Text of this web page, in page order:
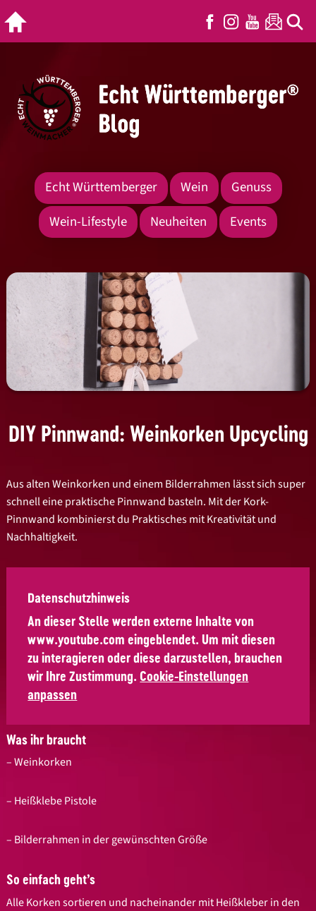
Echt Württemberger Wein
Genuss
Wein-Lifestyle
Neuheiten Events
DIY Pinnwand: Weinkorken Upcycling
Aus alten Weinkorken und einem Bilderrahmen lässt sich super
schnell eine praktische Pinnwand basteln. Mit der Kork-
Pinnwand kombinierst du Praktisches mit Kreativität und
Nachhaltigkeit.
Datenschutzhinweis
An dieser Stelle werden externe Inhalte von
www.youtube.com eingeblendet. Um mit diesen
zu interagieren oder diese darzustellen, brauchen
wir Ihre Zustimmung.Cookie-Einstellungen
anpassen
Was ihr braucht
– Weinkorken
– Heißklebe Pistole
– Bilderrahmen in der gewünschten Größe
So einfach geht’s
Alle Korken sortieren und nacheinander mit Heißkleber in den